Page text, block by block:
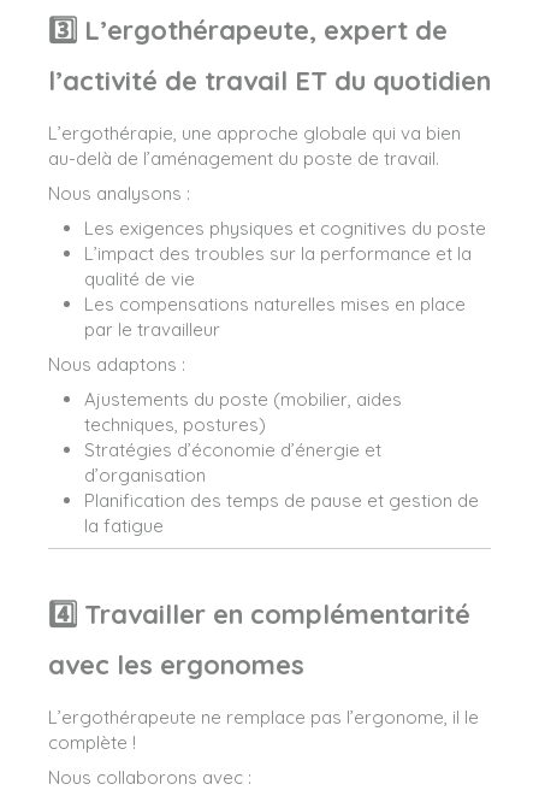
3️⃣ L’ergothérapeute, expert de
l’activité de travail ET du quotidien
L’ergothérapie, une approche globale qui va bien
au-delà de l’aménagement du poste de travail.
Nous analysons :
Les exigences physiques et cognitives du poste
L’impact des troubles sur la performance et la
qualité de vie
Les compensations naturelles mises en place
par le travailleur
Nous adaptons :
Ajustements du poste (mobilier, aides
techniques, postures)
Stratégies d’économie d’énergie et
d’organisation
Planification des temps de pause et gestion de
la fatigue
4️⃣ Travailler en complémentarité
avec les ergonomes
L’ergothérapeute ne remplace pas l’ergonome, il le
complète !
Nous collaborons avec :